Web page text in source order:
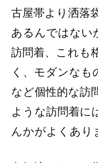
古屋帯より洒落
あるんではない
訪問着、これも
く、モダンなも
など個性的な訪
ような訪問着に
んかがよくあり